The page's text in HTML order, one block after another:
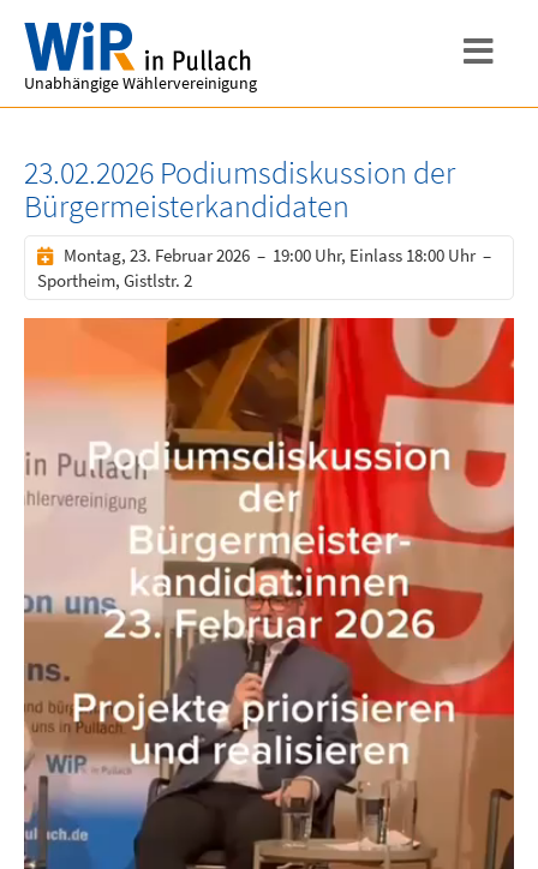
Unabhängige Wählervereinigung
23.02.2026 Podiumsdiskussion der
Bürgermeisterkandidaten
Montag, 23. Februar 2026 – 19:00 Uhr, Einlass 18:00 Uhr –
Sportheim, Gistlstr. 2